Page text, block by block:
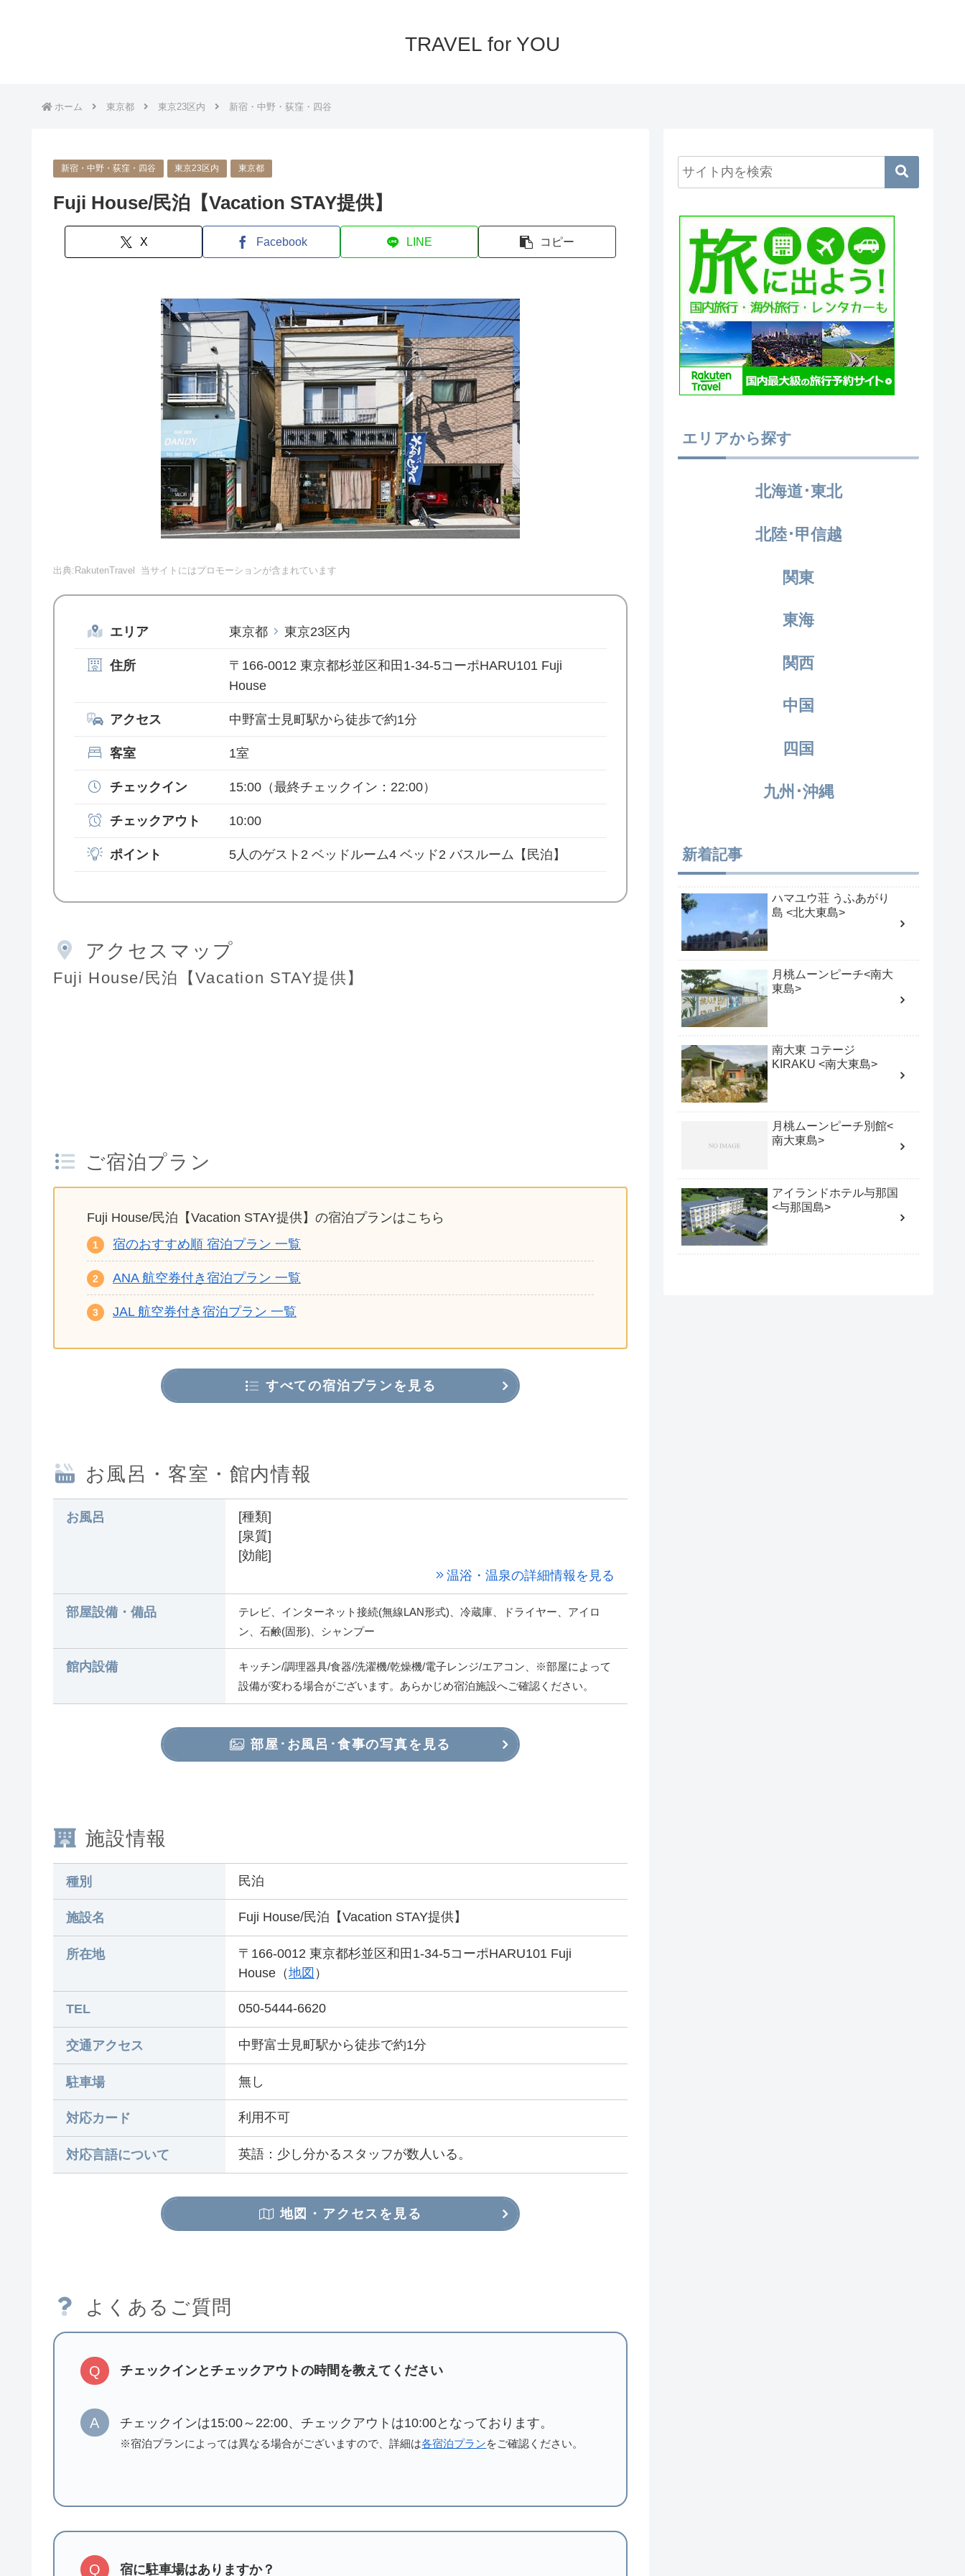
TRAVEL for YOU
ホーム 東京都 東京23区内 新宿・中野・荻窪・四谷
新宿・中野・荻窪・四谷 東京23区内 東京都
Fuji House/民泊【Vacation STAY提供】
X Facebook LINE コピー
出典:RakutenTravel 当サイトにはプロモーションが含まれています
エリア 東京都 東京23区内
住所
〒166-0012 東京都杉並区和田1-34-5コーポHARU101 Fuji
House
アクセス 中野富士見町駅から徒歩で約1分
客室 1室
チェックイン 15:00 （最終チェックイン：22:00）
チェックアウト 10:00
ポイント 5人のゲスト2 ベッドルーム4 ベッド2 バスルーム【民泊】
アクセスマップ
Fuji House/民泊【Vacation STAY提供】
ご宿泊プラン
Fuji House/民泊【Vacation STAY提供】の宿泊プランはこちら
宿のおすすめ順 宿泊プラン 一覧
ANA 航空券付き宿泊プラン 一覧
JAL 航空券付き宿泊プラン 一覧
すべての宿泊プランを見る
お風呂・客室・館内情報
お風呂
[種類]
[泉質]
[効能]
温浴・温泉の詳細情報を見る
部屋設備・備品
テレビ、インターネット接続(無線LAN形式)、冷蔵庫、ドライヤー、アイロ
ン、石鹸(固形)、シャンプー
館内設備
キッチン/調理器具/食器/洗濯機/乾燥機/電子レンジ/エアコン、※部屋によって
設備が変わる場合がございます。あらかじめ宿泊施設へご確認ください。
部屋･お風呂･食事の写真を見る
施設情報
種別 民泊
施設名 Fuji House/民泊【Vacation STAY提供】
所在地
〒166-0012 東京都杉並区和田1-34-5コーポHARU101 Fuji
House（地図 ）
TEL 050-5444-6620
交通アクセス 中野富士見町駅から徒歩で約1分
駐車場 無し
対応カード 利用不可
対応言語について 英語：少し分かるスタッフが数人いる。
地図・アクセスを見る
よくあるご質問
Q チェックインとチェックアウトの時間を教えてください
A チェックインは15:00～22:00、チェックアウトは10:00となっております。
※宿泊プランによっては異なる場合がございますので、詳細は各宿泊プランをご確認ください。
Q 宿に駐車場はありますか？
エリアから探す
北海道･東北
北陸･甲信越
関東
東海
関西
中国
四国
九州･沖縄
新着記事
ハマユウ荘 うふあがり
島 <北大東島>
月桃ムーンピーチ<南大
東島>
南大東 コテージ
KIRAKU <南大東島>
月桃ムーンピーチ別館<
南大東島>
アイランドホテル与那国
<与那国島>